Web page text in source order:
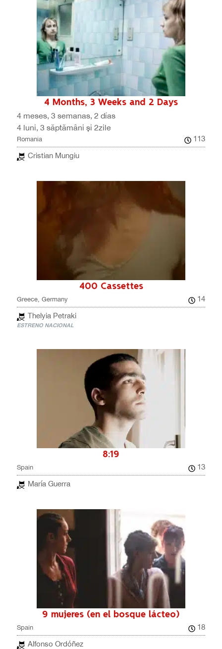
4 Months, 3 Weeks and 2 Days
4 meses, 3 semanas, 2 días
4 luni, 3 săptămâni și 2zile
Romania
113
Cristian Mungiu
400 Cassettes
Greece, Germany
14
Thelyia Petraki
ESTRENO NACIONAL
8:19
Spain
13
María Guerra
9 mujeres (en el bosque lácteo)
Spain
18
Alfonso Ordóñez